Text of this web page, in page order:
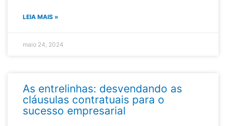
LEIA MAIS »
maio 24, 2024
As entrelinhas: desvendando as
cláusulas contratuais para o
sucesso empresarial